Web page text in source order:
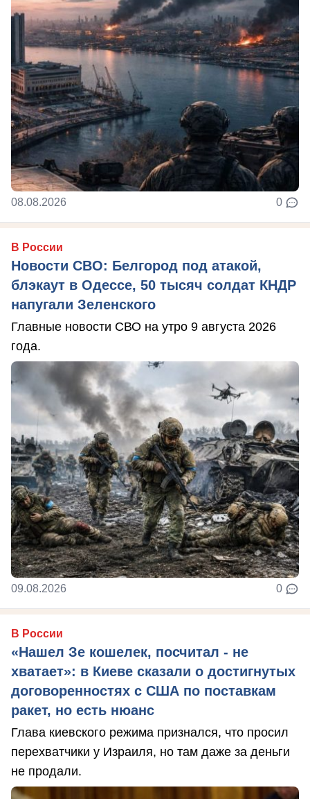
08.08.2026 0
В России
Новости СВО: Белгород под атакой,
блэкаут в Одессе, 50 тысяч солдат КНДР
напугали Зеленского
Главные новости СВО на утро 9 августа 2026
года.
09.08.2026 0
В России
«Нашел Зе кошелек, посчитал - не
хватает»: в Киеве сказали о достигнутых
договоренностях с США по поставкам
ракет, но есть нюанс
Глава киевского режима признался, что просил
перехватчики у Израиля, но там даже за деньги
не продали.